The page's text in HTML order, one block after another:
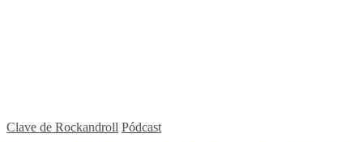
Clave de Rockandroll Pódcast